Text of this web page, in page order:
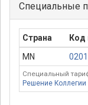
Специальные
Страна Код
MN
Специальный
Решение